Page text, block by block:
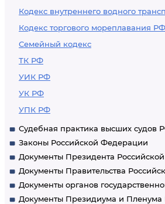
Кодекс внутреннего водного
Кодекс торгового мореплавания РФ
Семейный кодекс
ТК РФ
УИК РФ
УК РФ
УПК РФ
Судебная практика высших судов
Законы Российской Федерации
Документы Президента
Документы Правительства
Документы органов
Документы Президиума и